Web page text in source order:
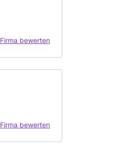
Firma bewerten
Firma bewerten